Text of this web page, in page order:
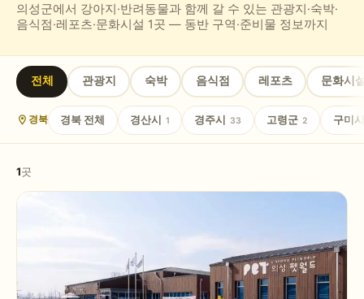
의성군에서 강아지·반려동물과 함께 갈 수 있는 관광지·숙박·
음식점·레포츠·문화시설 1곳 — 동반 구역·준비물 정보까지
전체 관광지 숙박 음식점 레포츠 문화시
경북 경북 전체 경산시 1 경주시 33 고령군 2 구미시
1곳